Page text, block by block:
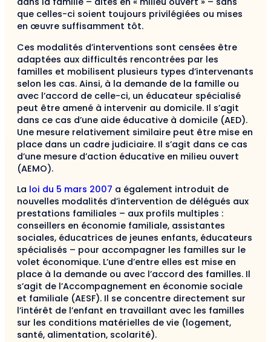
que celles-ci soient toujours privilégiées ou mises
en œuvre suffisamment tôt.
Ces modalités d’interventions sont censées être
adaptées aux difficultés rencontrées par les
familles et mobilisent plusieurs types d’intervenants
selon les cas. Ainsi, à la demande de la famille ou
avec l’accord de celle-ci, un éducateur spécialisé
peut être amené à intervenir au domicile. Il s’agit
dans ce cas d’une aide éducative à domicile (AED).
Une mesure relativement similaire peut être mise en
place dans un cadre judiciaire. Il s’agit dans ce cas
d’une mesure d’action éducative en milieu ouvert
(AEMO).
La loi du 5 mars 2007 a également introduit de
nouvelles modalités d’intervention de délégués aux
prestations familiales – aux profils multiples :
conseillers en économie familiale, assistantes
sociales, éducatrices de jeunes enfants, éducateurs
spécialisés – pour accompagner les familles sur le
volet économique. L’une d’entre elles est mise en
place à la demande ou avec l’accord des familles. Il
s’agit de l’Accompagnement en économie sociale
et familiale (AESF). Il se concentre directement sur
l’intérêt de l’enfant en travaillant avec les familles
sur les conditions matérielles de vie (logement,
santé, alimentation, scolarité).